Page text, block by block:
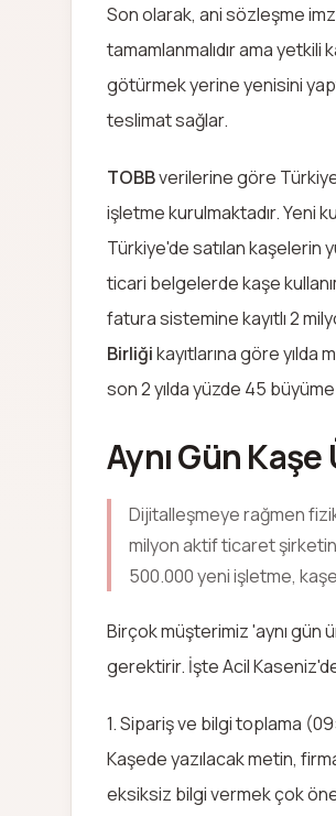
Son olarak, ani sözleşme
tamamlanmalıdır ama
götürmek yerine yenisini
teslimat sağlar.
TOBBverilerine göre
işletme kurulmaktadır. Yeni
Türkiye'de satılan kaşelerin
ticari belgelerde kaşe
fatura sistemine kayıtlı 2
Birliğikayıtlarına göre
son 2 yılda yüzde 45
Aynı Gün Kaşe
Dijitalleşmeye rağmen
milyon aktif ticaret
500.000 yeni işletme,
Birçok müşterimiz 'aynı gün
gerektirir. İşte Acil Kaseniz'de
1. Sipariş ve bilgi toplama
Kaşede yazılacak metin,
eksiksiz bilgi vermek çok